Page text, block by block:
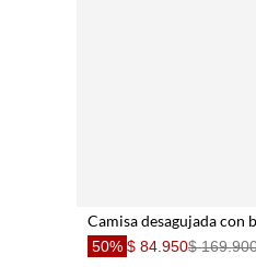
Camisa desagujada con
50% $ 84.950$